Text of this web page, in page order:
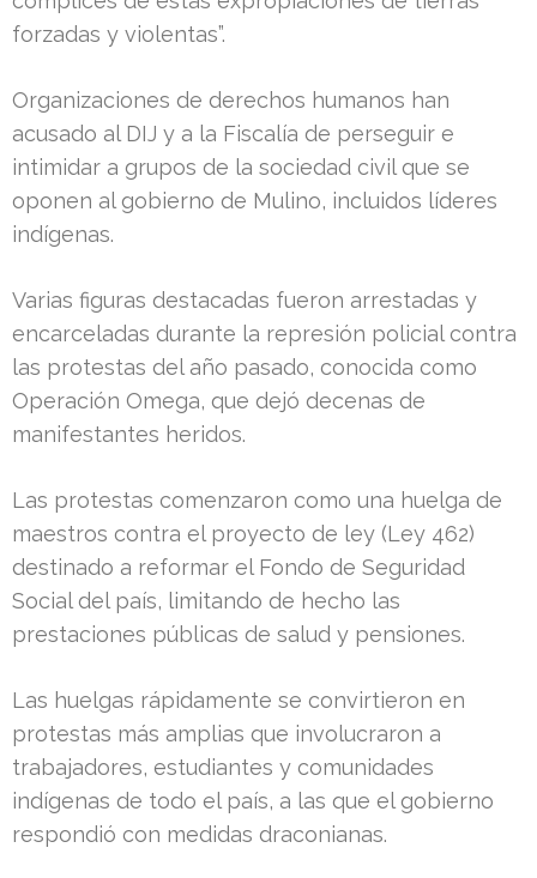
forzadas y violentas”.
Organizaciones de derechos humanos han
acusado al DIJ y a la Fiscalía de perseguir e
intimidar a grupos de la sociedad civil que se
oponen al gobierno de Mulino, incluidos líderes
indígenas.
Varias figuras destacadas fueron arrestadas y
encarceladas durante la represión policial contra
las protestas del año pasado, conocida como
Operación Omega, que dejó decenas de
manifestantes heridos.
Las protestas comenzaron como una huelga de
maestros contra el proyecto de ley (Ley 462)
destinado a reformar el Fondo de Seguridad
Social del país, limitando de hecho las
prestaciones públicas de salud y pensiones.
Las huelgas rápidamente se convirtieron en
protestas más amplias que involucraron a
trabajadores, estudiantes y comunidades
indígenas de todo el país, a las que el gobierno
respondió con medidas draconianas.